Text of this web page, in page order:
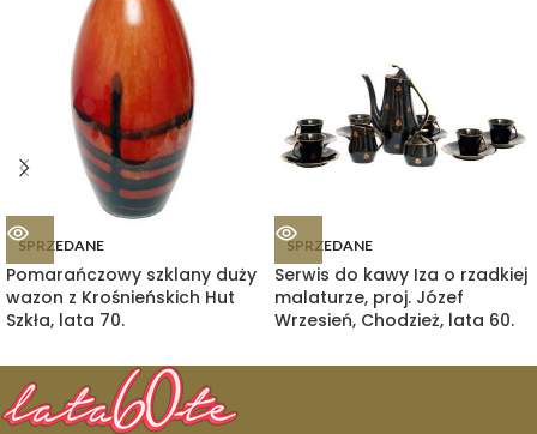
SPRZEDANE
Pomarańczowy szklany duży
wazon z Krośnieńskich Hut
Szkła, lata 70.
SPRZEDANE
Serwis do kawy Iza o rzadkiej
malaturze, proj. Józef
Wrzesień, Chodzież, lata 60.